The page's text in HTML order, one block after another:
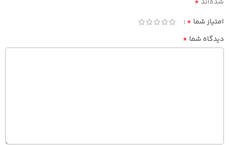
امتیاز شما *
دیدگاه شما *